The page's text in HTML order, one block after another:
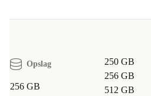
Opslag
256 GB
250 GB
256 GB
512 GB